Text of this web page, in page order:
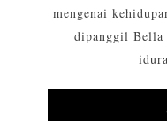
mengenai
dipanggil